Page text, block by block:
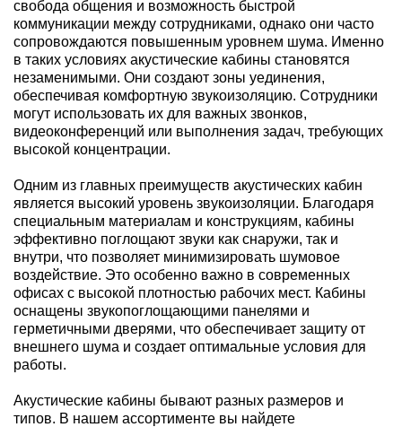
свобода общения и возможность быстрой
коммуникации между сотрудниками, однако они часто
сопровождаются повышенным уровнем шума. Именно
в таких условиях акустические кабины становятся
незаменимыми. Они создают зоны уединения,
обеспечивая комфортную звукоизоляцию. Сотрудники
могут использовать их для важных звонков,
видеоконференций или выполнения задач, требующих
высокой концентрации.
Одним из главных преимуществ акустических кабин
является высокий уровень звукоизоляции. Благодаря
специальным материалам и конструкциям, кабины
эффективно поглощают звуки как снаружи, так и
внутри, что позволяет минимизировать шумовое
воздействие. Это особенно важно в современных
офисах с высокой плотностью рабочих мест. Кабины
оснащены звукопоглощающими панелями и
герметичными дверями, что обеспечивает защиту от
внешнего шума и создает оптимальные условия для
работы.
Акустические кабины бывают разных размеров и
типов. В нашем ассортименте вы найдете